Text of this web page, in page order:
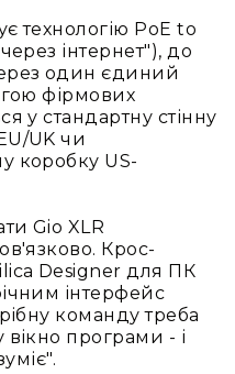
технологію PoE to
інтернет"), до
один єдиний
фірмових
у стандартну стінну
UK чи
коробку US-
Gio XLR
Крос-
Designer для ПК
інтерфейс
команду треба
програми - і